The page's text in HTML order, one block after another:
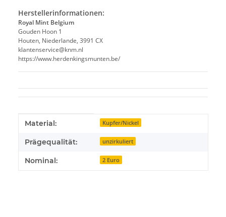
Herstellerinformationen:
Royal Mint Belgium
Gouden Hoon 1
Houten, Niederlande, 3991 CX
klantenservice@knm.nl
https://www.herdenkingsmunten.be/
Produkteigenschaft
Wert
Material: Kupfer/Nickel
Prägequalität: unzirkuliert
Nominal: 2 Euro